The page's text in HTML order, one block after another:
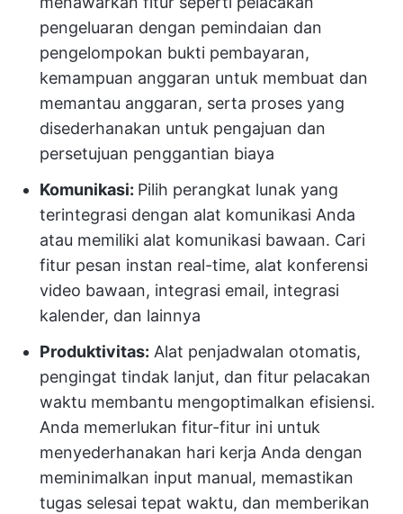
pengeluaran dengan pemindaian dan
pengelompokan bukti pembayaran,
kemampuan anggaran untuk membuat dan
memantau anggaran, serta proses yang
disederhanakan untuk pengajuan dan
persetujuan penggantian biaya
Komunikasi: Pilih perangkat lunak yang
terintegrasi dengan alat komunikasi Anda
atau memiliki alat komunikasi bawaan. Cari
fitur pesan instan real-time, alat konferensi
video bawaan, integrasi email, integrasi
kalender, dan lainnya
Produktivitas: Alat penjadwalan otomatis,
pengingat tindak lanjut, dan fitur pelacakan
waktu membantu mengoptimalkan efisiensi.
Anda memerlukan fitur-fitur ini untuk
menyederhanakan hari kerja Anda dengan
meminimalkan input manual, memastikan
tugas selesai tepat waktu, dan memberikan